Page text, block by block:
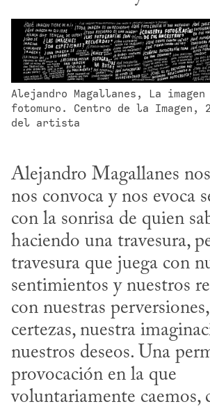
Alejandro Magallanes, La
fotomuro. Centro de la Imagen,
del artista
Alejandro Magallanes
nos convoca y nos evoca
con la sonrisa de quien
haciendo una travesura,
travesura que juega con
sentimientos y nuestros
con nuestras
certezas, nuestra
nuestros deseos. Una
provocación en la que
voluntariamente caemos,